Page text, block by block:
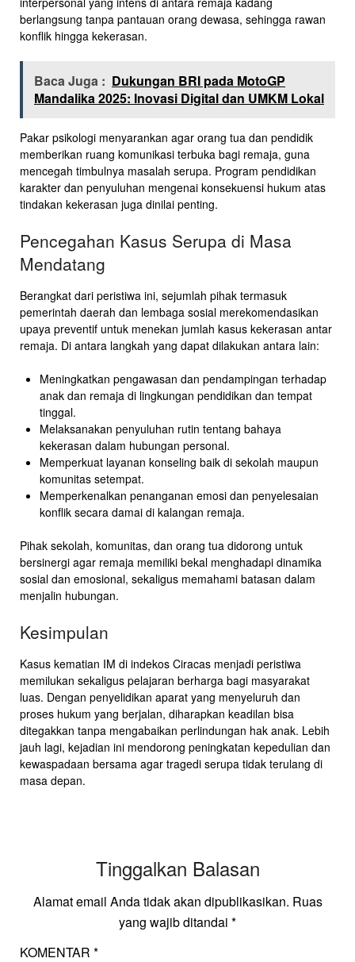
berlangsung tanpa pantauan orang dewasa, sehingga rawan
konflik hingga kekerasan.
Baca Juga : Dukungan BRI pada MotoGP
Mandalika 2025: Inovasi Digital dan UMKM Lokal
Pakar psikologi menyarankan agar orang tua dan pendidik
memberikan ruang komunikasi terbuka bagi remaja, guna
mencegah timbulnya masalah serupa. Program pendidikan
karakter dan penyuluhan mengenai konsekuensi hukum atas
tindakan kekerasan juga dinilai penting.
Pencegahan Kasus Serupa di Masa
Mendatang
Berangkat dari peristiwa ini, sejumlah pihak termasuk
pemerintah daerah dan lembaga sosial merekomendasikan
upaya preventif untuk menekan jumlah kasus kekerasan antar
remaja. Di antara langkah yang dapat dilakukan antara lain:
Meningkatkan pengawasan dan pendampingan terhadap
anak dan remaja di lingkungan pendidikan dan tempat
tinggal.
Melaksanakan penyuluhan rutin tentang bahaya
kekerasan dalam hubungan personal.
Memperkuat layanan konseling baik di sekolah maupun
komunitas setempat.
Memperkenalkan penanganan emosi dan penyelesaian
konflik secara damai di kalangan remaja.
Pihak sekolah, komunitas, dan orang tua didorong untuk
bersinergi agar remaja memiliki bekal menghadapi dinamika
sosial dan emosional, sekaligus memahami batasan dalam
menjalin hubungan.
Kesimpulan
Kasus kematian IM di indekos Ciracas menjadi peristiwa
memilukan sekaligus pelajaran berharga bagi masyarakat
luas. Dengan penyelidikan aparat yang menyeluruh dan
proses hukum yang berjalan, diharapkan keadilan bisa
ditegakkan tanpa mengabaikan perlindungan hak anak. Lebih
jauh lagi, kejadian ini mendorong peningkatan kepedulian dan
kewaspadaan bersama agar tragedi serupa tidak terulang di
masa depan.
Tinggalkan Balasan
Alamat email Anda tidak akan dipublikasikan. Ruas
yang wajib ditandai *
KOMENTAR *